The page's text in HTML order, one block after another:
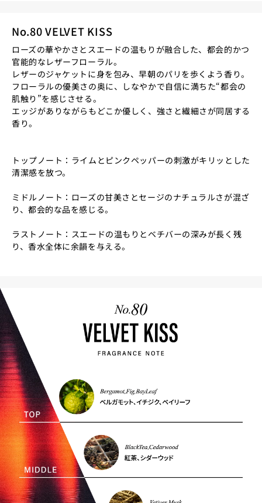
No.80 VELVET KISS
ローズの華やかさとスエードの温もりが融合した、都会的かつ
官能的なレザーフローラル。
レザーのジャケットに身を包み、早朝のパリを歩くよう香り。
フローラルの優美さの奥に、しなやかで自信に満ちた“都会の
肌触り”を感じさせる。
エッジがありながらもどこか優しく、強さと繊細さが同居する
香り。
トップノート：ライムとピンクペッパーの刺激がキリッとした
清潔感を放つ。
ミドルノート：ローズの甘美さとセージのナチュラルさが混ざ
り、都会的な品を感じる。
ラストノート：スエードの温もりとベチバーの深みが長く残
り、香水全体に余韻を与える。